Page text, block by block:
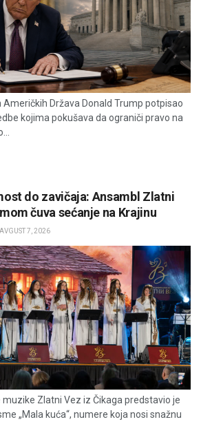
Američkih Država Donald Trump potpisao
kojima pokušava da ograniči pravo na
do zavičaja: Ansambl Zlatni
čuva sećanje na Krajinu
AVGUST 7, 2026
Zlatni Vez iz Čikaga predstavio je
„Mala kuća“, numere koja nosi snažnu